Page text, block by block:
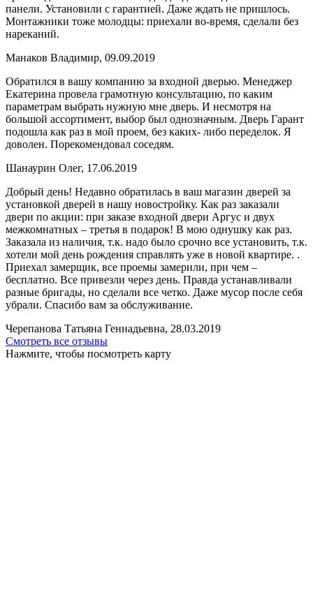
панели. Установили с гарантией. Даже ждать не пришлось.
Монтажники тоже молодцы: приехали во-время, сделали без
нареканий.
Манаков Владимир, 09.09.2019
Обратился в вашу компанию за входной дверью. Менеджер
Екатерина провела грамотную консультацию, по каким
параметрам выбрать нужную мне дверь. И несмотря на
большой ассортимент, выбор был однозначным. Дверь Гарант
подошла как раз в мой проем, без каких- либо переделок. Я
доволен. Порекомендовал соседям.
Шанаурин Олег, 17.06.2019
Добрый день! Недавно обратилась в ваш магазин дверей за
установкой дверей в нашу новостройку. Как раз заказали
двери по акции: при заказе входной двери Аргус и двух
межкомнатных – третья в подарок! В мою однушку как раз.
Заказала из наличия, т.к. надо было срочно все установить, т.к.
хотели мой день рождения справлять уже в новой квартире. .
Приехал замерщик, все проемы замерили, при чем –
бесплатно. Все привезли через день. Правда устанавливали
разные бригады, но сделали все четко. Даже мусор после себя
убрали. Спасибо вам за обслуживание.
Черепанова Татьяна Геннадьевна, 28.03.2019
Смотреть все отзывы
Нажмите, чтобы посмотреть карту